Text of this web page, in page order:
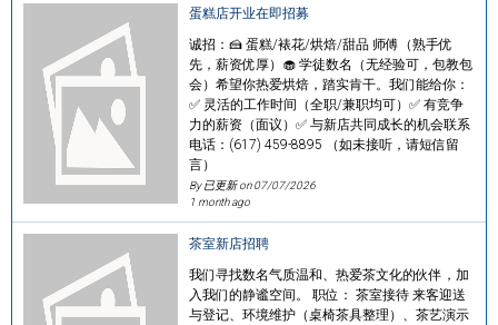
蛋糕店开业在即招募
诚招：🍰 蛋糕/裱花/烘焙/甜品 师傅（熟手优
先，薪资优厚）🧁 学徒数名（无经验可，包教包
会）希望你热爱烘焙，踏实肯干。我们能给你：
✅ 灵活的工作时间（全职/兼职均可）✅ 有竞争
力的薪资（面议）✅ 与新店共同成长的机会联系
电话：(617) 459-8895 （如未接听，请短信留
言）
By 已更新 on07/07/2026
1 month ago
茶室新店招聘
我们寻找数名气质温和、热爱茶文化的伙伴，加
入我们的静谧空间。 职位： 茶室接待 来客迎送
与登记、环境维护（桌椅茶具整理）、茶艺演示